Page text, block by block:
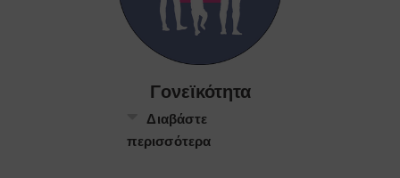
Γονεϊκότητα
Διαβάστε
περισσότερα